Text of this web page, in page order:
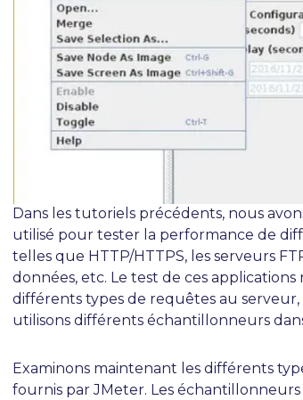
Dans les tutoriels précédents, nous
utilisé pour tester la performance de
telles que HTTP/HTTPS, les serveurs
données, etc. Le test de ces applications
différents types de requêtes au
utilisons différents échantillonneurs
Examinons maintenant les différents
fournis par JMeter. Les